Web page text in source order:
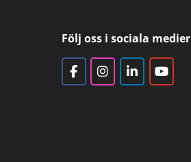
Följ oss i sociala medier